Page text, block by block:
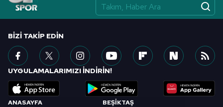
ANASAYFA BEŞİKTAŞ
BIZI TAKIP EDIN
UYGULAMALARIMIZI İNDİRİN!